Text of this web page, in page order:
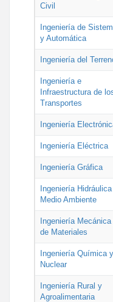
Civil
Ingeniería de
y Automática
Ingeniería del
Ingeniería e
Infraestructura de
Transportes
Ingeniería
Ingeniería Eléctrica
Ingeniería Gráfica
Ingeniería
Medio Ambiente
Ingeniería
de Materiales
Ingeniería Química y
Nuclear
Ingeniería Rural y
Agroalimentaria